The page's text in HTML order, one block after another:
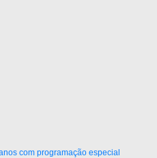
com programação especial